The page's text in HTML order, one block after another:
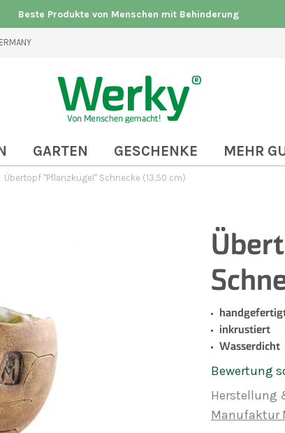
Beste Produkte von Menschen mit Behinderung
GARTEN GESCHENKE MEHR
Übertopf "Pflanzkugel" Schnecke (13,50 cm)
inkrustiert
Wasserdicht
Bewertung
Herstellung
Manufaktur